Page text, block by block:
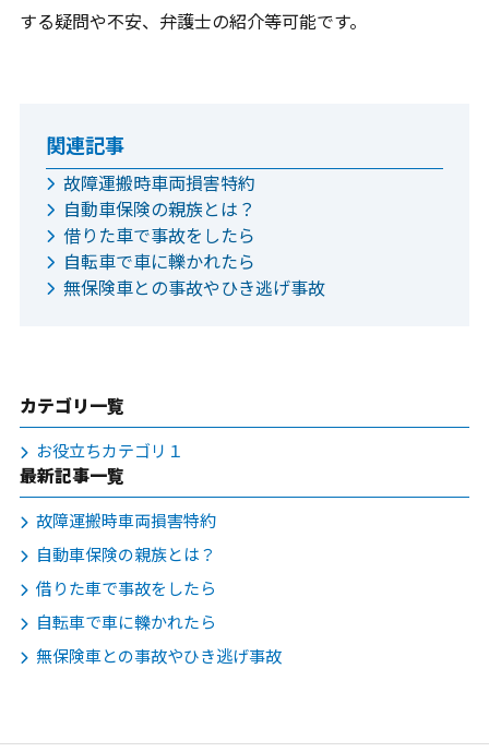
する疑問や不安、弁護士の紹介等可能です。
関連記事
故障運搬時車両損害特約
自動車保険の親族とは？
借りた車で事故をしたら
自転車で車に轢かれたら
無保険車との事故やひき逃げ事故
カテゴリ一覧
お役立ちカテゴリ１
最新記事一覧
故障運搬時車両損害特約
自動車保険の親族とは？
借りた車で事故をしたら
自転車で車に轢かれたら
無保険車との事故やひき逃げ事故